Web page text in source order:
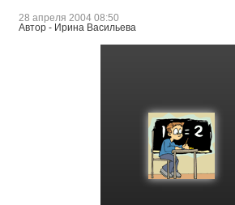
28 апреля 2004 08:50
Автор - Ирина Васильева